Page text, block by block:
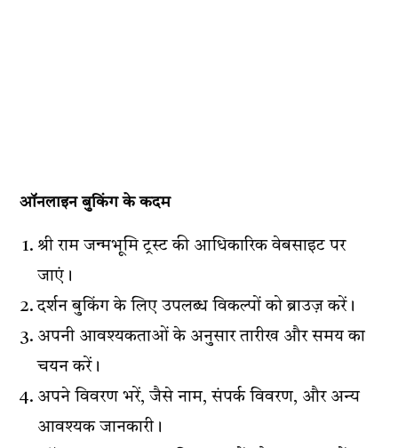
ऑनलाइन बुकिंग के कदम
श्री राम जन्मभूमि ट्रस्ट की आधिकारिक वेबसाइट पर
जाएं।
दर्शन बुकिंग के लिए उपलब्ध विकल्पों को ब्राउज़ करें।
अपनी आवश्यकताओं के अनुसार तारीख और समय का
चयन करें।
अपने विवरण भरें, जैसे नाम, संपर्क विवरण, और अन्य
आवश्यक जानकारी।